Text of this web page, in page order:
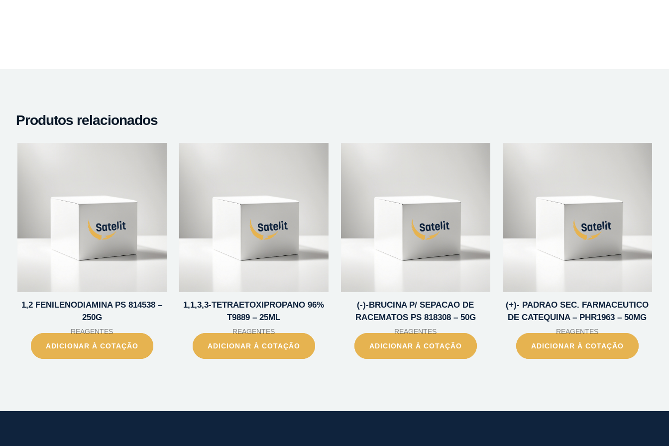
Produtos relacionados
1,2 FENILENODIAMINA PS 814538 –
250G
REAGENTES
ADICIONAR À COTAÇÃO
1,1,3,3-TETRAETOXIPROPANO 96%
T9889 – 25ML
REAGENTES
ADICIONAR À COTAÇÃO
(-)-BRUCINA P/ SEPACAO DE
RACEMATOS PS 818308 – 50G
REAGENTES
ADICIONAR À COTAÇÃO
(+)- PADRAO SEC. FARMACEUTICO
DE CATEQUINA – PHR1963 – 50MG
REAGENTES
ADICIONAR À COTAÇÃO